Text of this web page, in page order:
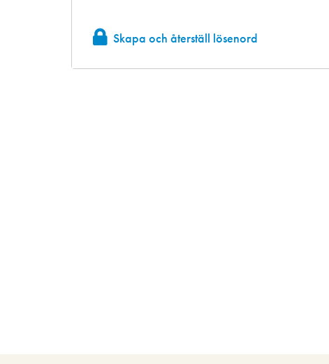
Skapa och återställ lösenord